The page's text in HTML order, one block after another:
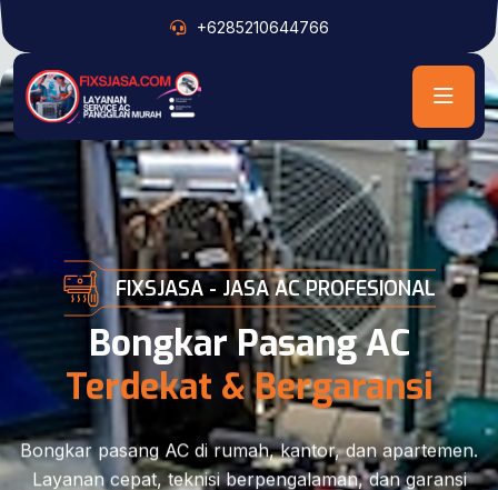
+6285210644766
FIXSJASA - JASA AC PROFESIONAL
Bongkar Pasang AC
Terdekat & Bergaransi
Bongkar pasang AC di rumah, kantor, dan apartemen.
Layanan cepat, teknisi berpengalaman, dan garansi